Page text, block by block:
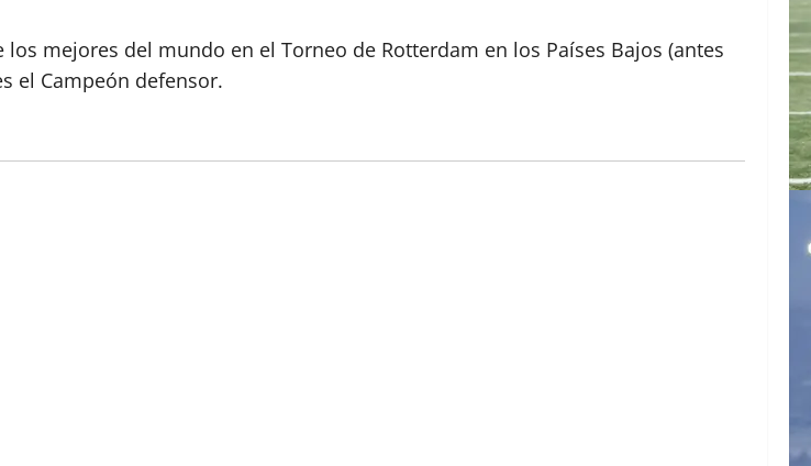
mejores del mundo en el Torneo de Rotterdam en los Países Bajos (antes
el Campeón defensor.